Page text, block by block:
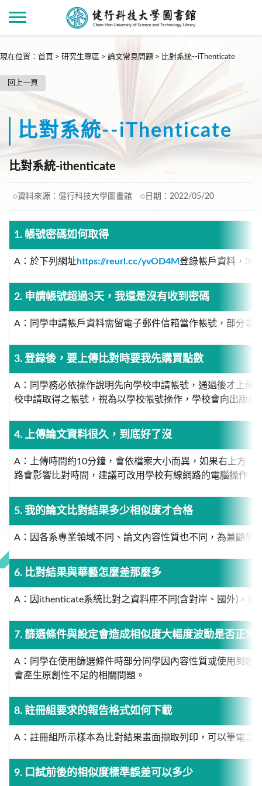
現在位置 ： 首頁 > 研究生專區 > 論文常見問題 > 比對系統--iThenticate
回上一頁
比對系統--iThenticate
比對系統-ithenticate
資料來源： 健行科技大學圖書館 日期： 2022/05/20
1. 帳號密碼如何取得
A：於下列網址https://reurl.cc/yvOD4M登錄帳戶資料，3
2. 申請帳號超過3天，我還是沒有收到密碼
A：同學申請帳戶資料需留電子郵件信箱當作帳號，部分電
3. 登錄後，要上傳比對時要我先購買點數
A：同學務必依操作說明先向學校申請帳號，通過後才上
校申請取得之帳號，視為以學校帳號操作，學校會向出版
4. 上傳論文資料很久，到底好了沒
A：上傳時間約10分鐘，會依檔案大小而異，如果右上方
路會影響比對時間，建議可改用學校有線網路的電腦操作。
5. 我的論文比對結果多少相似度才合格
A：因各系專業領域不同、論文內容性質也不同，為兼顧學
6. 比對結果與華藝怎麼差那麼多
A：因ithenticate系統比對之資料庫不同(含對岸、國外)，故
7. 篩選條件與設定會造成相似度大幅度波動是否正常
A：同學在使用篩選條件時部分同學因內容性質或使用到關
會產生原創性不足的相關問題。
8. 註冊組要求的報告格式如何下載
A：註冊組所示樣本為比對結果畫面擷取列印，可以筆電
9. 口試前後的相似度標準誤差可以多少